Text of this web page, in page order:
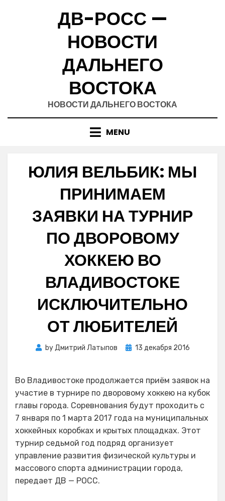
ДВ-РОСС —
НОВОСТИ
ДАЛЬНЕГО
ВОСТОКА
НОВОСТИ ДАЛЬНЕГО ВОСТОКА
MENU
ЮЛИЯ ВЕЛЬБИК: МЫ
ПРИНИМАЕМ
ЗАЯВКИ НА ТУРНИР
ПО ДВОРОВОМУ
ХОККЕЮ ВО
ВЛАДИВОСТОКЕ
ИСКЛЮЧИТЕЛЬНО
ОТ ЛЮБИТЕЛЕЙ
byДмитрий Латыпов
Posted
13 декабря 2016
Во Владивостоке продолжается приём заявок на
участие в турнире по дворовому хоккею на кубок
главы города. Соревнования будут проходить с
7 января по 1 марта 2017 года на муниципальных
хоккейных коробках и крытых площадках. Этот
турнир седьмой год подряд организует
управление развития физической культуры и
массового спорта администрации города,
передает ДВ — РОСС.